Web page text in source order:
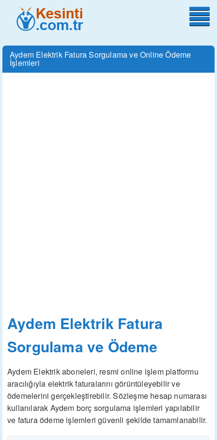
Aydem Elektrik Fatura Sorgulama ve Online Ödeme
İşlemleri
Aydem Elektrik Fatura
Sorgulama ve Ödeme
Aydem Elektrik aboneleri, resmi online işlem platformu
aracılığıyla elektrik faturalarını görüntüleyebilir ve
ödemelerini gerçekleştirebilir. Sözleşme hesap numarası
kullanılarak Aydem borç sorgulama işlemleri yapılabilir
ve fatura ödeme işlemleri güvenli şekilde tamamlanabilir.